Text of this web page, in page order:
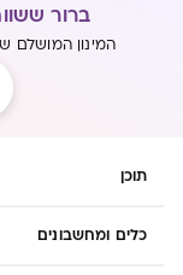
ברור
המינון המושלם
תוכן
כלים ומחשבונים